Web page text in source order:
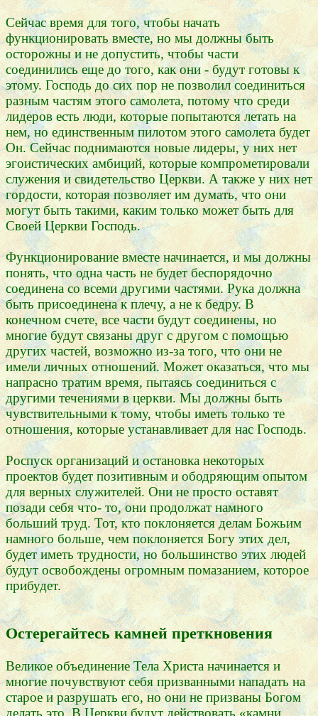
Сейчас время для того, чтобы начать
функционировать вместе, но мы должны быть
осторожны и не допустить, чтобы части
соединились еще до того, как они - будут готовы к
этому. Господь до сих пор не позволил соединиться
разным частям этого самолета, потому что среди
лидеров есть люди, которые попытаются летать на
нем, но единственным пилотом этого самолета будет
Он. Сейчас поднимаются новые лидеры, у них нет
эгоистических амбиций, которые компрометировали
служения и свидетельство Церкви. А также у них нет
гордости, которая позволяет им думать, что они
могут быть такими, каким только может быть для
Своей Церкви Господь.
Функционирование вместе начинается, и мы должны
понять, что одна часть не будет беспорядочно
соединена со всеми другими частями. Рука должна
быть присоединена к плечу, а не к бедру. В
конечном счете, все части будут соединены, но
многие будут связаны друг с другом с помощью
других частей, возможно из-за того, что они не
имели личных отношений. Может оказаться, что мы
напрасно тратим время, пытаясь соединиться с
другими течениями в церкви. Мы должны быть
чувствительными к тому, чтобы иметь только те
отношения, которые устанавливает для нас Господь.
Роспуск организаций и остановка некоторых
проектов будет позитивным и ободряющим опытом
для верных служителей. Они не просто оставят
позади себя что- то, они продолжат намного
больший труд. Тот, кто поклоняется делам Божьим
намного больше, чем поклоняется Богу этих дел,
будет иметь трудности, но большинство этих людей
будут освобождены огромным помазанием, которое
прибудет.
Остерегайтесь камней преткновения
Великое объединение Тела Христа начинается и
многие почувствуют себя призванными нападать на
старое и разрушать его, но они не призваны Богом
делать это. В Церкви будут действовать «камни